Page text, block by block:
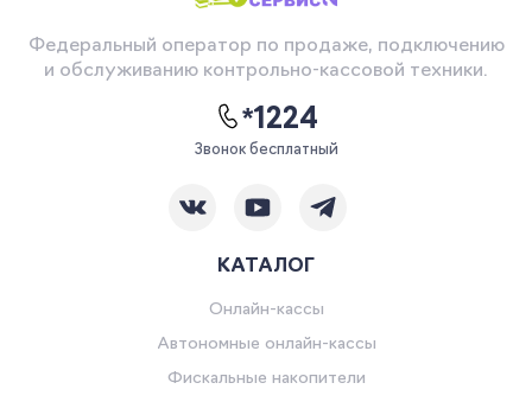
Федеральный оператор по продаже, подключению
и обслуживанию контрольно-кассовой техники.
*1224
Звонок бесплатный
КАТАЛОГ
Онлайн-кассы
Автономные онлайн-кассы
Фискальные накопители